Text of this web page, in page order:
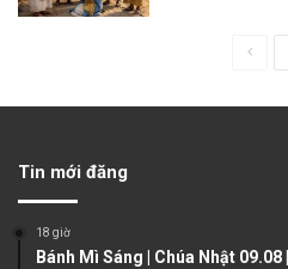
u
Tin mới đăng
18 giờ
Bánh Mì Sáng | Chúa Nhật